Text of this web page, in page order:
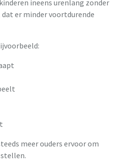
ineens urenlang zonder
er minder voortdurende
meer ouders ervoor om